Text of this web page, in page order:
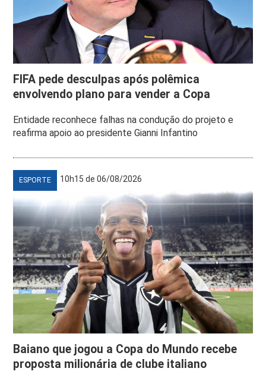
FIFA pede desculpas após polêmica
envolvendo plano para vender a Copa
Entidade reconhece falhas na condução do projeto e
reafirma apoio ao presidente Gianni Infantino
ESPORTE 10h15 de 06/08/2026
Baiano que jogou a Copa do Mundo recebe
proposta milionária de clube italiano